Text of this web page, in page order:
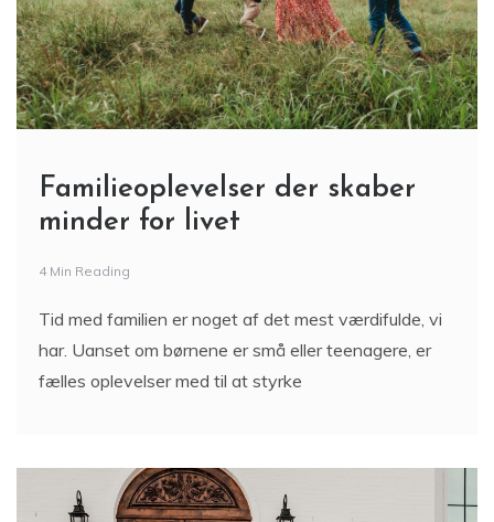
Familieoplevelser der skaber
minder for livet
4 Min Reading
Tid med familien er noget af det mest værdifulde, vi
har. Uanset om børnene er små eller teenagere, er
fælles oplevelser med til at styrke